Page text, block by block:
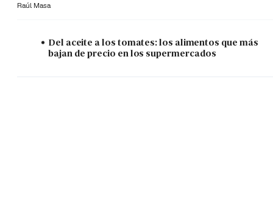
Raúl Masa
Del aceite a los tomates: los alimentos que más
bajan de precio en los supermercados